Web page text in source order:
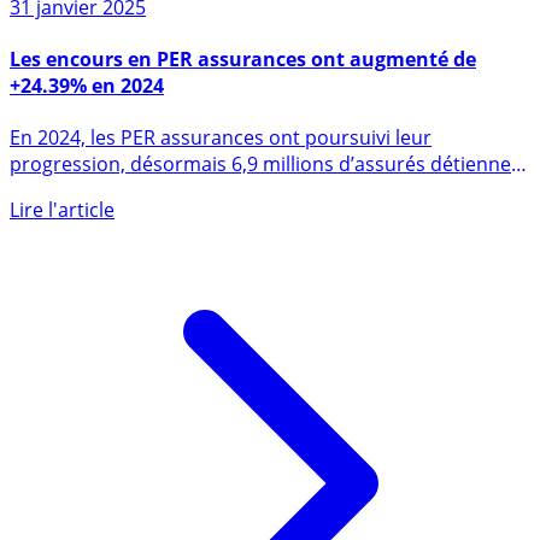
31 janvier 2025
+24.39% en 2024
progression, désormais 6,9 millions d’assurés détiennent